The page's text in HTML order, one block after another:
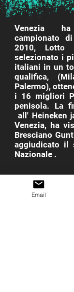
Venezia
campionato
2010, Lotto
selezionato i
italiani in un
qualifica,
Palermo),
i 16 migliori
penisola. La
all' Heineken
Venezia, ha
Bresciano
aggiudicato il
Nazionale .
Email